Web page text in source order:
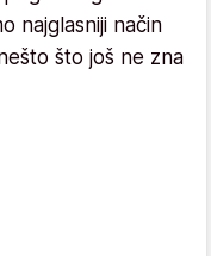
najglasniji način
što još ne zna